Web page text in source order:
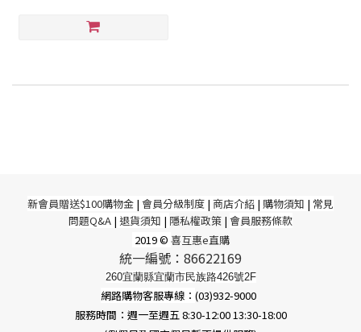
新會員贈送$100購物金 | 會員分級制度 | 商店介紹 | 購物須知 | 常見
問題Q&A | 退貨須知 | 隱私權政策 | 會員服務條款
2019 © 喜互惠e直購
統一編號：86622169
260宜蘭縣宜蘭市民族路426號2F
網路購物客服專線： (03)932-9000
服務時間：週一至週五 8:30-12:00 13:30-18:00